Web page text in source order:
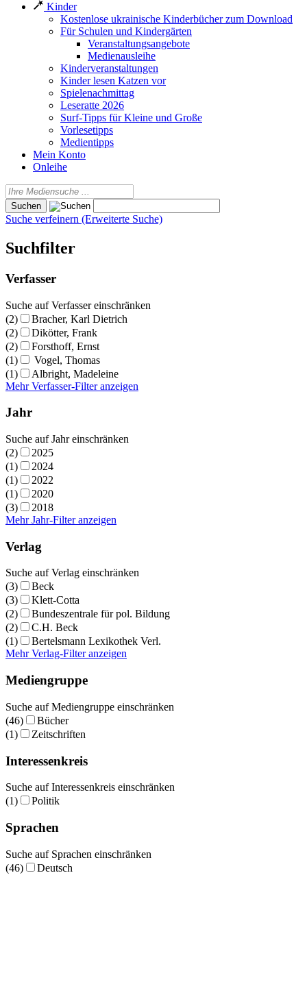
Kinder
Kostenlose ukrainische Kinderbücher zum Download
Für Schulen und Kindergärten
Veranstaltungsangebote
Medienausleihe
Kinderveranstaltungen
Kinder lesen Katzen vor
Spielenachmittag
Leseratte 2026
Surf-Tipps für Kleine und Große
Vorlesetipps
Medientipps
Mein Konto
Onleihe
Suche verfeinern (Erweiterte Suche)
Suchfilter
Verfasser
Suche auf Verfasser einschränken
(2)
Bracher, Karl Dietrich
(2)
Dikötter, Frank
(2)
Forsthoff, Ernst
(1)
Vogel, Thomas
(1)
Albright, Madeleine
Mehr Verfasser-Filter anzeigen
Jahr
Suche auf Jahr einschränken
(2)
2025
(1)
2024
(1)
2022
(1)
2020
(3)
2018
Mehr Jahr-Filter anzeigen
Verlag
Suche auf Verlag einschränken
(3)
Beck
(3)
Klett-Cotta
(2)
Bundeszentrale für pol. Bildung
(2)
C.H. Beck
(1)
Bertelsmann Lexikothek Verl.
Mehr Verlag-Filter anzeigen
Mediengruppe
Suche auf Mediengruppe einschränken
(46)
Bücher
(1)
Zeitschriften
Interessenkreis
Suche auf Interessenkreis einschränken
(1)
Politik
Sprachen
Suche auf Sprachen einschränken
(46)
Deutsch